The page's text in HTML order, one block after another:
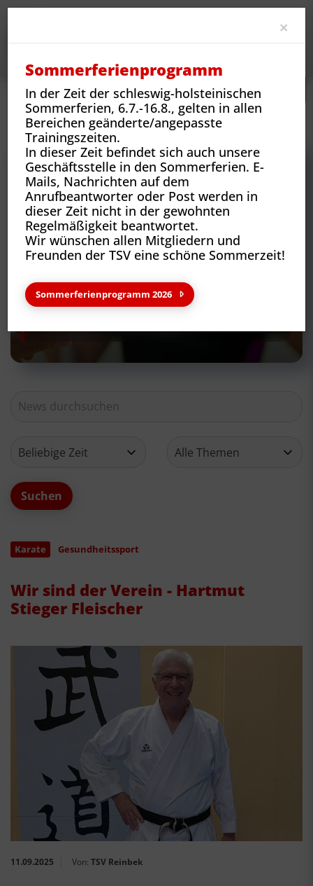
Neues
Vereins-News
Wir sind der Verein - Hartmut Stieger Fleischer
Karate Gesundheitssport
Wir sind der Verein - Hartmut
Stieger Fleischer
11.09.2025 Von: TSV Reinbek
×
Sommerferienprogramm
In der Zeit der schleswig-holsteinischen
Sommerferien, 6.7.-16.8., gelten in allen
Bereichen geänderte/angepasste
Trainingszeiten.
In dieser Zeit befindet sich auch unsere
Geschäftsstelle in den Sommerferien. E-
Mails, Nachrichten auf dem
Anrufbeantworter oder Post werden in
dieser Zeit nicht in der gewohnten
Regelmäßigkeit beantwortet.
Wir wünschen allen Mitgliedern und
Freunden der TSV eine schöne Sommerzeit!
Sommerferienprogramm 2026